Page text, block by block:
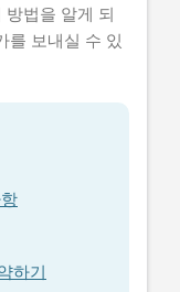
법을 알게 되
를 보내실 수 있
하기